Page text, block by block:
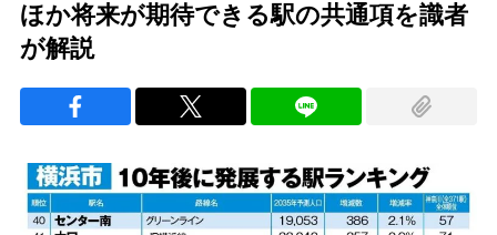
ほか将来が期待できる駅の共通項を識者
が解説